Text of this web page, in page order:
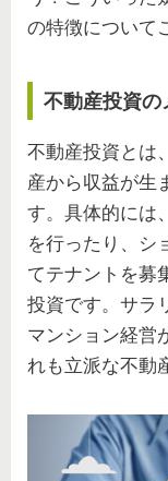
の特徴について
不動産投資の
不動産投資とは
産から収益が生
す。具体的には
を行ったり、シ
てテナントを募
投資です。サラ
マンション経営
れも立派な不動